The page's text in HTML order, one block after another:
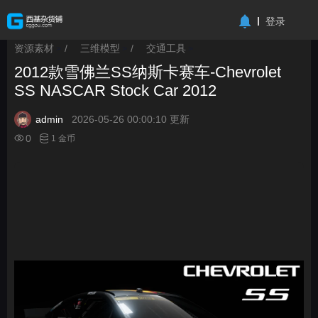
登录
资源素材 / 三维模型 / 交通工具
2012款雪佛兰SS纳斯卡赛车-Chevrolet
SS NASCAR Stock Car 2012
admin
2026-05-26 00:00:10 更新
0
1 金币